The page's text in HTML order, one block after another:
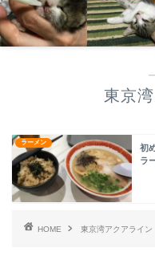
東京
ラーメン
初
ラ
HOME 東京湾アクアライン